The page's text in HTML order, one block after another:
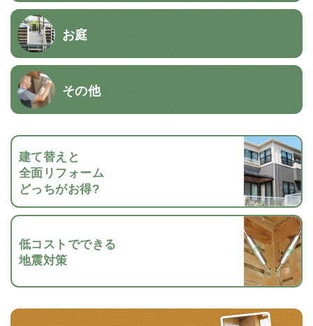
お庭
その他
建て替えと
全面リフォーム
どっちがお得?
低コストでできる
地震対策